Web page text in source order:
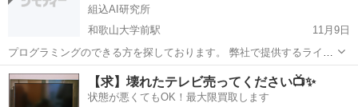
組込AI研究所
和歌山大学前駅
11月9日
プログラミングのできる方を探しております。 弊社で提供するライブ
ラリを使って Excel VBAのプログラムを作っていただくお仕事です。
ローコードで、できるようになっておりご理解いただければ短時間で
きるお仕事になって...
和歌山 和歌山市 和歌山大学前駅 Excel
【求】壊れたテレビ売ってください📺✨
状態が悪くてもOK！最大限買取します